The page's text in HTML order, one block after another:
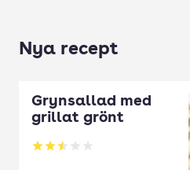
Nya recept
Grynsallad med
grillat grönt
Betyg: 2.5 av 5